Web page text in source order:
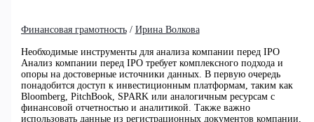
Финансовая грамотность/ Ирина Волкова
Необходимые инструменты для анализа компании перед IPO
Анализ компании перед IPO требует комплексного подхода и
опоры на достоверные источники данных. В первую очередь
понадобится доступ к инвестиционным платформам, таким как
Bloomberg, PitchBook, SPARK или аналогичным ресурсам с
финансовой отчетностью и аналитикой. Также важно
использовать данные из регистрационных документов компании,